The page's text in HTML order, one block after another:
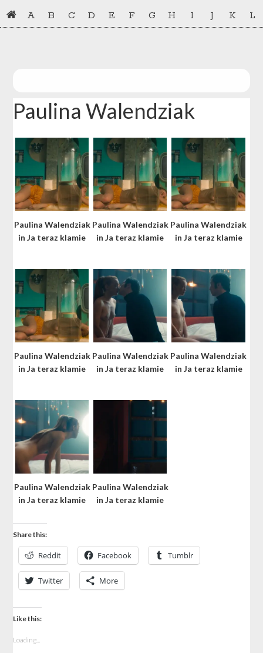
Skip
to
Skip
to
A B C D E F G H I J K L
Paulina Walendziak
Paulina Walendziak
in Ja teraz klamie
Paulina Walendziak
in Ja teraz klamie
Paulina Walendziak
in Ja teraz klamie
Paulina Walendziak
in Ja teraz klamie
Paulina Walendziak
in Ja teraz klamie
Paulina Walendziak
in Ja teraz klamie
Paulina Walendziak
in Ja teraz klamie
Paulina Walendziak
in Ja teraz klamie
Share this:
Reddit Facebook Tumblr
Twitter More
Like this:
Loading...